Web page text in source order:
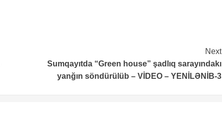
Next
Sumqayıtda “Green house” şadlıq sarayındakı
yanğın söndürülüb – VİDEO – YENİLƏNİB-3